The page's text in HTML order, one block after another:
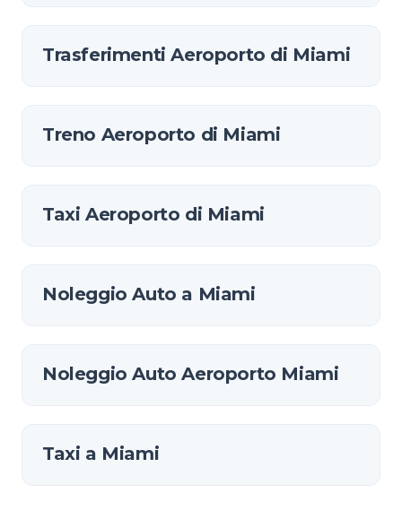
Trasferimenti Aeroporto di Miami
Treno Aeroporto di Miami
Taxi Aeroporto di Miami
Noleggio Auto a Miami
Noleggio Auto Aeroporto Miami
Taxi a Miami